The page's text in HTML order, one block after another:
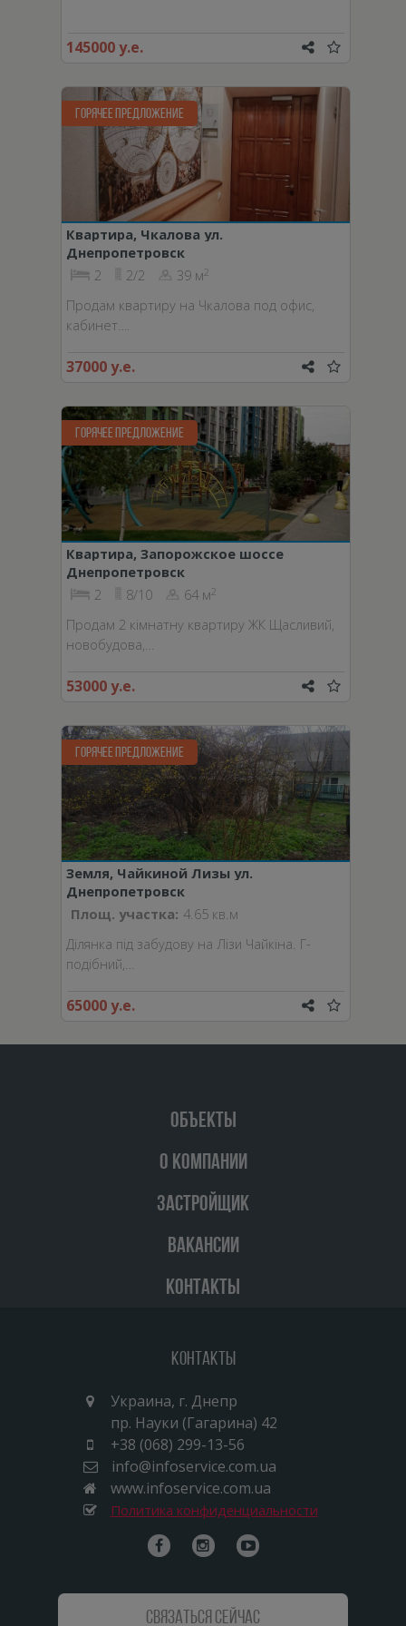
145000 у.е.
ГОРЯЧЕЕ ПРЕДЛОЖЕНИЕ
Квартира, Чкалова ул.
Днепропетровск
2
2/2 39 м2
Продам квартиру на Чкалова под офис,
кабинет….
37000 у.е.
ГОРЯЧЕЕ ПРЕДЛОЖЕНИЕ
Квартира, Запорожское шоссе
Днепропетровск
2
8/10 64 м2
Продам 2 кімнатну квартиру ЖК Щасливий,
новобудова,…
53000 у.е.
ГОРЯЧЕЕ ПРЕДЛОЖЕНИЕ
Земля, Чайкиной Лизы ул.
Днепропетровск
Площ. участка: 4.65 кв.м
Ділянка під забудову на Лізи Чайкіна. Г-
подібний,…
65000 у.е.
ОБЪЕКТЫ
О КОМПАНИИ
ЗАСТРОЙЩИК
ВАКАНСИИ
КОНТАКТЫ
Контакты
Украина, г. Днепр
пр. Науки (Гагарина) 42
+38 (068) 299-13-56
info@infoservice.com.ua
www.infoservice.com.ua
Политика конфиденциальности
Связаться сейчас